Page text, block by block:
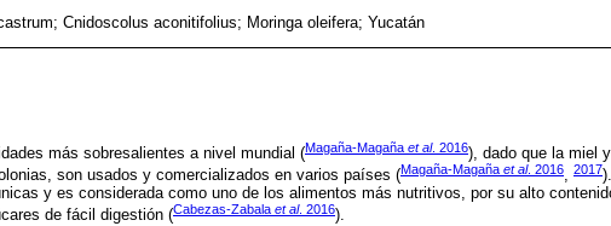
Cnidoscolus aconitifolius; Moringa oleifera; Yucatán
más sobresalientes a nivel mundial (Magaña-Magaña et al. 2016), dado que la miel
son usados y comercializados en varios países (Magaña-Magaña et al. 2016, 2017
y es considerada como uno de los alimentos más nutritivos, por su alto
de fácil digestión (Cabezas-Zabala et al. 2016).